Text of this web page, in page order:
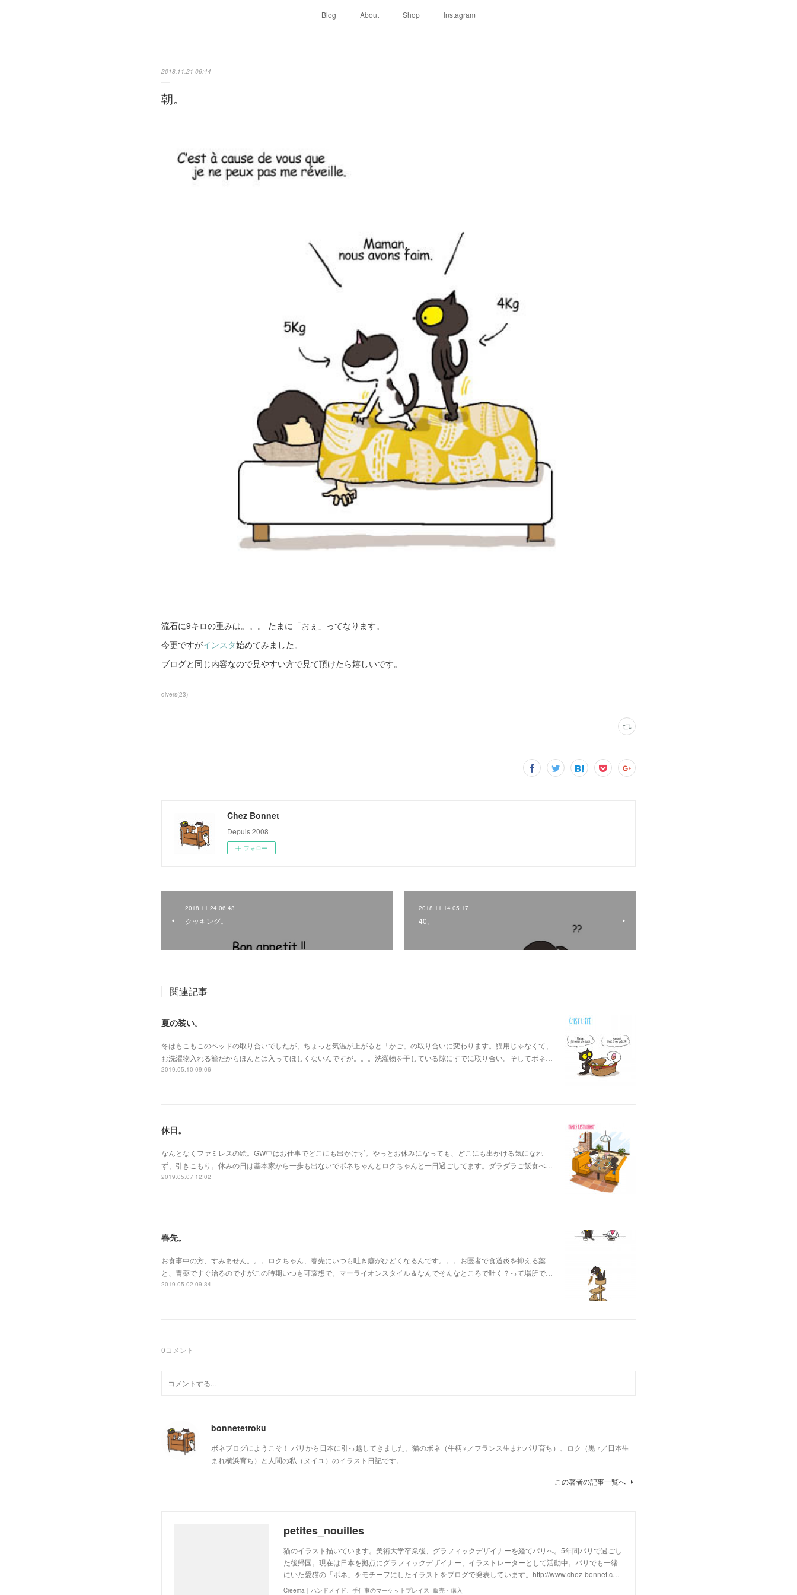
Blog About Shop Instagram
2018.11.21 06:44
朝。
流石に9キロの重みは。。。 たまに「おぇ」ってなります。
今更ですがインスタ始めてみました。
ブログと同じ内容なので見やすい方で見て頂けたら嬉しいです。
divers(23)
Chez Bonnet
Depuis 2008
フォロー
2018.11.24 06:43
クッキング。
2018.11.14 05:17
40。
関連記事
夏の装い。
冬はもこもこのベッドの取り合いでしたが、ちょっと気温が上がると「かご」の取り合いに変わります。猫用じゃなくて、
お洗濯物入れる籠だからほんとは入ってほしくないんですが。。。洗濯物を干している隙にすでに取り合い。そしてボネ…
2019.05.10 09:06
休日。
なんとなくファミレスの絵。GW中はお仕事でどこにも出かけず。やっとお休みになっても、どこにも出かける気になれ
ず、引きこもり。休みの日は基本家から一歩も出ないでボネちゃんとロクちゃんと一日過ごしてます。ダラダラご飯食べ…
2019.05.07 12:02
春先。
お食事中の方、すみません。。。ロクちゃん、春先にいつも吐き癖がひどくなるんです。。。お医者で食道炎を抑える薬
と、胃薬ですぐ治るのですがこの時期いつも可哀想で。マーライオンスタイル＆なんでそんなところで吐く？って場所で…
2019.05.02 09:34
0コメント
bonnetetroku
ボネブログにようこそ！ パリから日本に引っ越してきました。猫のボネ（牛柄♀／フランス生まれパリ育ち）、ロク（黒♂／日本生
まれ横浜育ち）と人間の私（ヌイユ）のイラスト日記です。
この著者の記事一覧へ
petites_nouilles
猫のイラスト描いています。美術大学卒業後、グラフィックデザイナーを経てパリへ。5年間パリで過ごし
た後帰国。現在は日本を拠点にグラフィックデザイナー、イラストレーターとして活動中。パリでも一緒
にいた愛猫の「ボネ」をモチーフにしたイラストをブログで発表しています。http://www.chez-bonnet.c…
Creema｜ハンドメイド、手仕事のマーケットプレイス -販売・購入